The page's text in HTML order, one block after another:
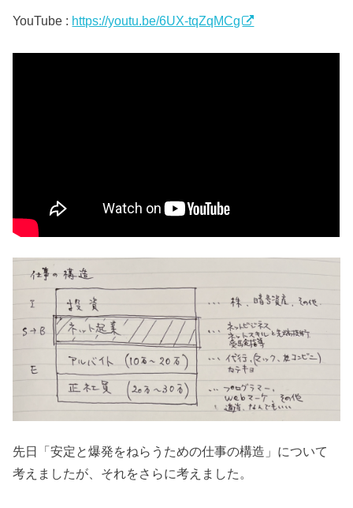
YouTube : https://youtu.be/6UX-tqZqMCg
先日「安定と爆発をねらうための仕事の構造」について
考えましたが、それをさらに考えました。